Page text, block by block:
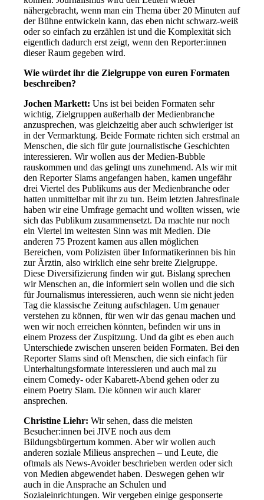
nähergebracht, wenn man ein Thema über 20 Minuten auf
der Bühne entwickeln kann, das eben nicht schwarz-weiß
oder so einfach zu erzählen ist und die Komplexität sich
eigentlich dadurch erst zeigt, wenn den Reporter:innen
dieser Raum gegeben wird.
Wie würdet ihr die Zielgruppe von euren Formaten
beschreiben?
Jochen Markett: Uns ist bei beiden Formaten sehr
wichtig, Zielgruppen außerhalb der Medienbranche
anzusprechen, was gleichzeitig aber auch schwieriger ist
in der Vermarktung. Beide Formate richten sich erstmal an
Menschen, die sich für gute journalistische Geschichten
interessieren. Wir wollen aus der Medien-Bubble
rauskommen und das gelingt uns zunehmend. Als wir mit
den Reporter Slams angefangen haben, kamen ungefähr
drei Viertel des Publikums aus der Medienbranche oder
hatten unmittelbar mit ihr zu tun. Beim letzten Jahresfinale
haben wir eine Umfrage gemacht und wollten wissen, wie
sich das Publikum zusammensetzt. Da machte nur noch
ein Viertel im weitesten Sinn was mit Medien. Die
anderen 75 Prozent kamen aus allen möglichen
Bereichen, vom Polizisten über Informatikerinnen bis hin
zur Ärztin, also wirklich eine sehr breite Zielgruppe.
Diese Diversifizierung finden wir gut. Bislang sprechen
wir Menschen an, die informiert sein wollen und die sich
für Journalismus interessieren, auch wenn sie nicht jeden
Tag die klassische Zeitung aufschlagen. Um genauer
verstehen zu können, für wen wir das genau machen und
wen wir noch erreichen könnten, befinden wir uns in
einem Prozess der Zuspitzung. Und da gibt es eben auch
Unterschiede zwischen unseren beiden Formaten. Bei den
Reporter Slams sind oft Menschen, die sich einfach für
Unterhaltungsformate interessieren und auch mal zu
einem Comedy- oder Kabarett-Abend gehen oder zu
einem Poetry Slam. Die können wir auch klarer
ansprechen.
Christine Liehr: Wir sehen, dass die meisten
Besucher:innen bei JIVE noch aus dem
Bildungsbürgertum kommen. Aber wir wollen auch
anderen soziale Milieus ansprechen – und Leute, die
oftmals als News-Avoider beschrieben werden oder sich
von Medien abgewendet haben. Deswegen gehen wir
auch in die Ansprache an Schulen und
Sozialeinrichtungen. Wir vergeben einige gesponserte